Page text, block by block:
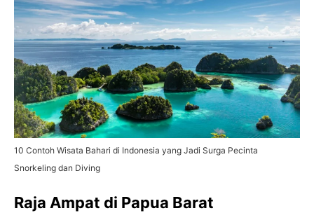
10 Contoh Wisata Bahari di Indonesia yang Jadi Surga Pecinta
Snorkeling dan Diving
Raja Ampat di Papua Barat